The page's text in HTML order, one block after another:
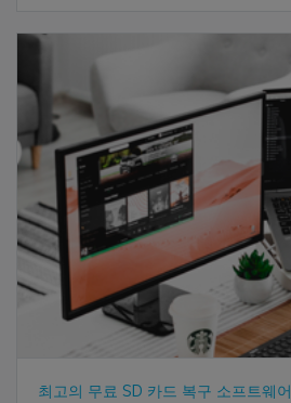
최고의 무료 SD 카드 복구 소프트웨어